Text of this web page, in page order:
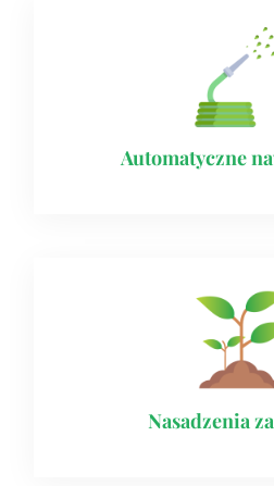
Automatyczne
Nasadzenia